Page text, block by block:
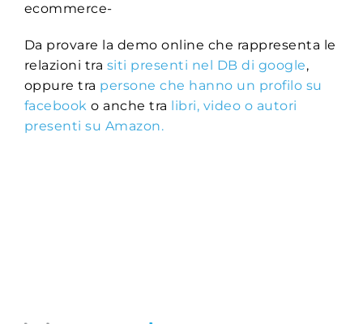
ecommerce-
Da provare la demo online che rappresenta le
relazioni tra siti presenti nel DB di google,
oppure tra persone che hanno un profilo su
facebook o anche tra libri, video o autori
presenti su Amazon.